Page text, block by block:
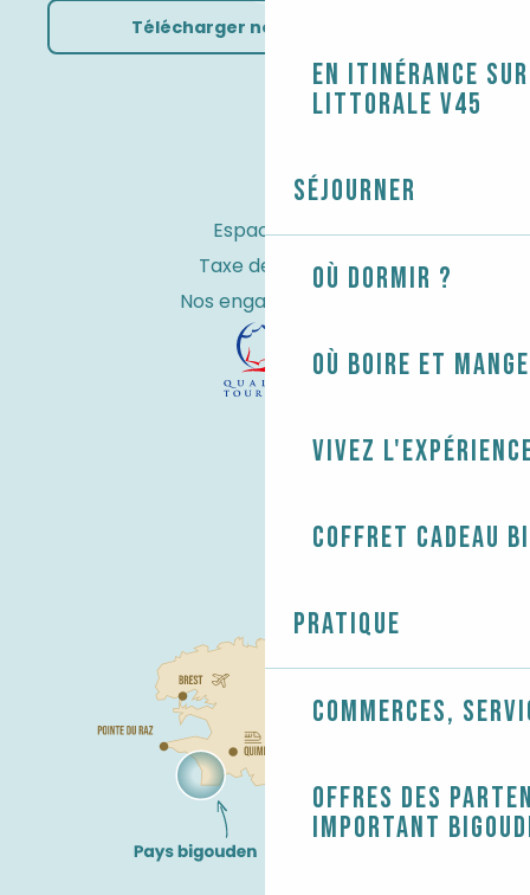
En itinérance
littorale V45
Séjourner
Où dormir ?
Où boire et
Vivez
Coffret cadeau
Pratique
Commerces,
Offres des
Important
Télécharger nos brochures
Espace Pro
Taxe de séjour
Nos engagements